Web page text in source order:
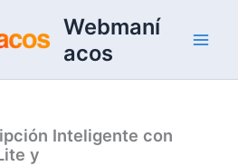
Webmaní
acos
Inteligente con
y